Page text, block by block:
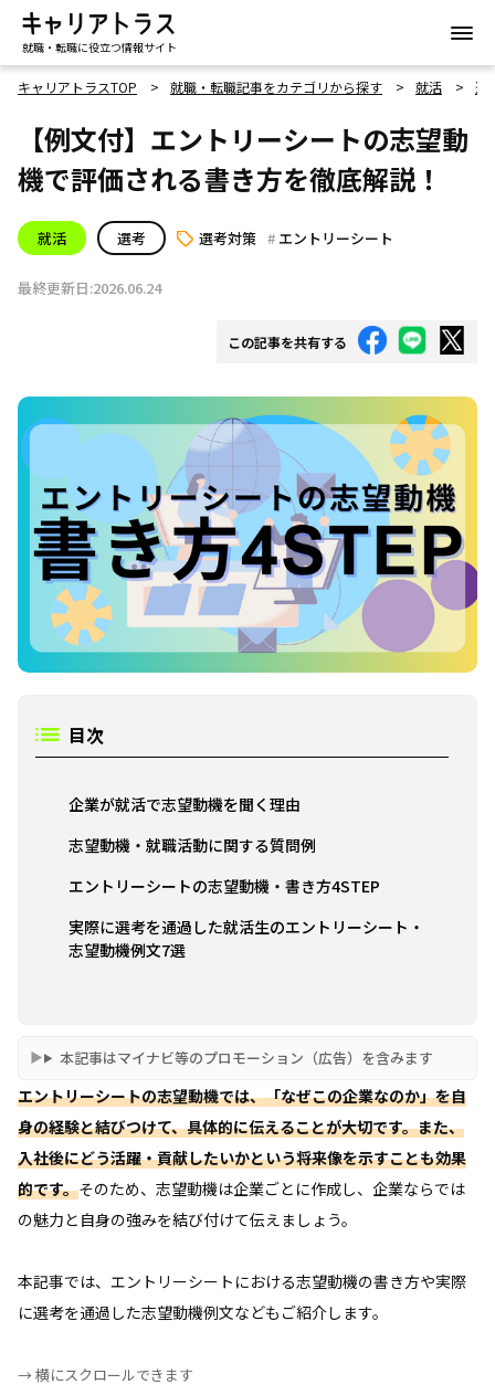
就職・転職に役立つ情報サイト
キャリアトラスTOP 就職・転職記事をカテゴリから探す 就活 選
【例文付】エントリーシートの志望動
機で評価される書き方を徹底解説！
就活 選考 選考対策 エントリーシート
最終更新日:2026.06.24
この記事を共有する
目次
企業が就活で志望動機を聞く理由
志望動機・就職活動に関する質問例
エントリーシートの志望動機・書き方4STEP
実際に選考を通過した就活生のエントリーシート・
志望動機例文7選
本記事はマイナビ等のプロモーション（広告）を含みます
エントリーシートの志望動機では、「なぜこの企業なのか」を自
身の経験と結びつけて、具体的に伝えることが大切です。また、
入社後にどう活躍・貢献したいかという将来像を示すことも効果
的です。そのため、志望動機は企業ごとに作成し、企業ならでは
の魅力と自身の強みを結び付けて伝えましょう。
本記事では、エントリーシートにおける志望動機の書き方や実際
に選考を通過した志望動機例文などもご紹介します。
→ 横にスクロールできます